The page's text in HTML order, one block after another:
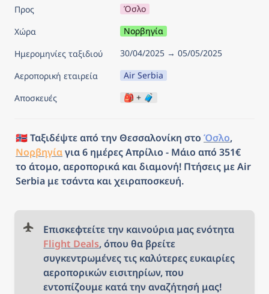
Προς
Όσλο
Χώρα
Νορβηγία
Ημερομηνίες ταξιδιού
30/04/2025 → 05/05/2025
Αεροπορική εταιρεία
Air Serbia
Αποσκευές
🎒 + 🧳
🇳🇴 Ταξιδέψτε από την Θεσσαλονίκη στο Όσλο
Νορβηγία για 6 ημέρες Απρίλιο - Μάιο από 351€
το άτομο, αεροπορικά και διαμονή! Πτήσεις με Air
Serbia με τσάντα και χειραποσκευή.
Flight Deals, όπου θα βρείτε
συγκεντρωμένες τις καλύτερες ευκαιρίες
αεροπορικών εισιτηρίων, που
εντοπίζουμε κατά την αναζήτησή μας!